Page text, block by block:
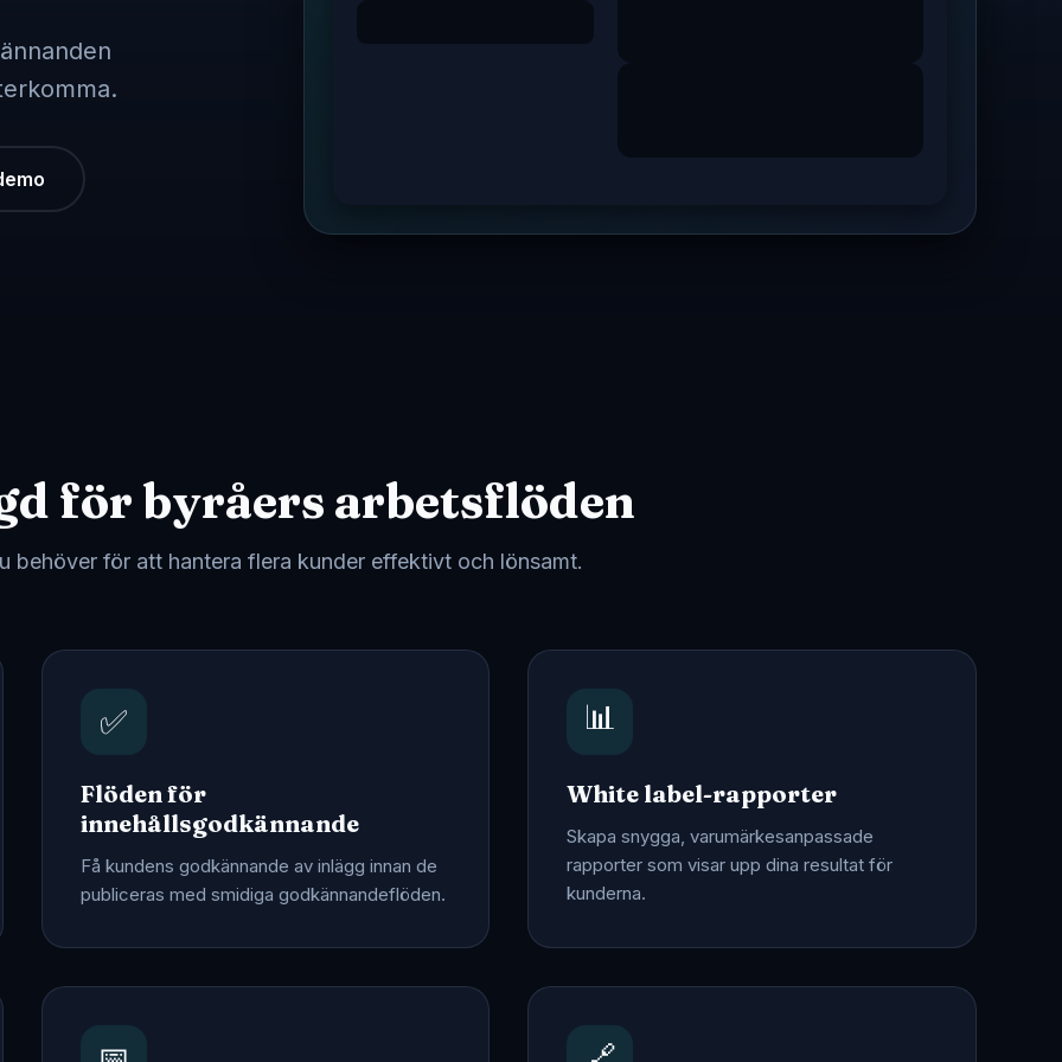
för byråers arbetsflöden
behöver för att hantera flera kunder effektivt och lönsamt.
✅
Flöden för
innehållsgodkännande
Få kundens godkännande av inlägg innan de
publiceras med smidiga godkännandeflöden.
📊
White label-rapporter
Skapa snygga, varumärkesanpassade
rapporter som visar upp dina resultat för
kunderna.